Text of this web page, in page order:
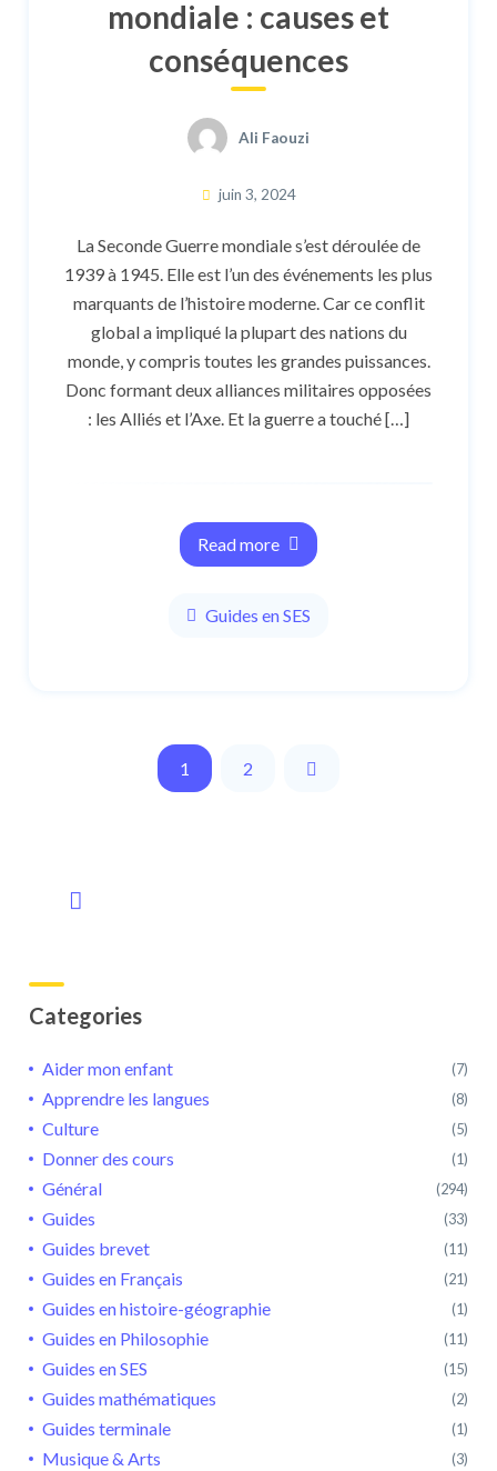
mondiale : causes et
conséquences
Ali Faouzi
juin 3, 2024
La Seconde Guerre mondiale s’est déroulée de
1939 à 1945. Elle est l’un des événements les plus
marquants de l’histoire moderne. Car ce conflit
global a impliqué la plupart des nations du
monde, y compris toutes les grandes puissances.
Donc formant deux alliances militaires opposées
: les Alliés et l’Axe. Et la guerre a touché […]
Read more
Guides en SES
1 2
Categories
Aider mon enfant (7)
Apprendre les langues (8)
Culture (5)
Donner des cours (1)
Général (294)
Guides (33)
Guides brevet (11)
Guides en Français (21)
Guides en histoire-géographie (1)
Guides en Philosophie (11)
Guides en SES (15)
Guides mathématiques (2)
Guides terminale (1)
Musique & Arts (3)